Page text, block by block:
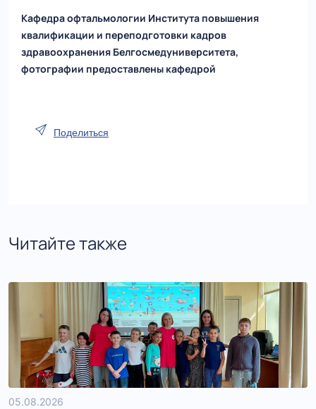
Кафедра офтальмологии Института повышения
квалификации и переподготовки кадров
здравоохранения Белгосмедуниверситета,
фотографии предоставлены кафедрой
Поделиться
Читайте также
05.08.2026